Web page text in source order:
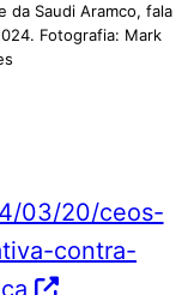
Saudi Aramco, fala
Fotografia: Mark
03/20/ceos-
contra-